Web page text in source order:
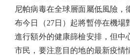
尼帕病毒在全球層面屬低風險，
布今日（27日）起將暫停在機場
進行額外的健康篩檢安排，但中
市民，要注意目的地的最新疫情